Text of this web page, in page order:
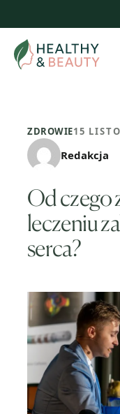
treści
ZDROWIE15
Redakcja
Od czego
leczeniu
serca?